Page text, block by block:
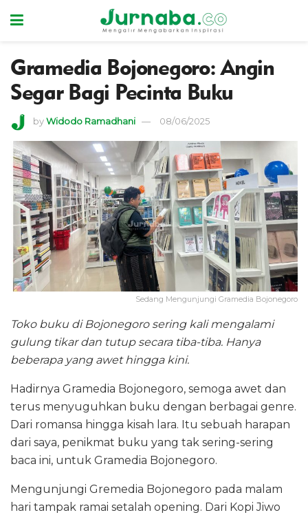
Gramedia Bojonegoro: Angin
Segar Bagi Pecinta Buku
byWidodo Ramadhani 08/06/2025
Sedang Mengunjungi Gramedia Bojonegoro
Toko buku di Bojonegoro sering kali mengalami
gulung tikar dan tutup secara tiba-tiba. Hanya
beberapa yang awet hingga kini.
Hadirnya Gramedia Bojonegoro, semoga awet dan
terus menyuguhkan buku dengan berbagai genre.
Dari romansa hingga kisah lara. Itu sebuah harapan
dari saya, penikmat buku yang tak sering-sering
baca ini, untuk Gramedia Bojonegoro.
Mengunjungi Gremedia Bojonegoro pada malam
hari tampak ramai setalah opening. Dari Kopi Jiwo